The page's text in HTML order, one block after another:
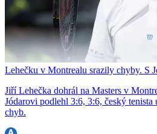
Lehečku v Montrealu srazily chyby. S
Jiří Lehečka dohrál na Masters v
Jódarovi podlehl 3:6, 3:6, český
chyb.